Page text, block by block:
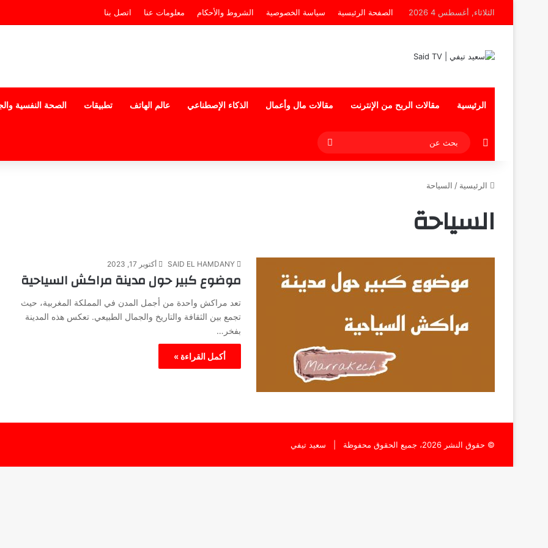
الثلاثاء, أغسطس 4 2026 الصفحة الرئيسية سياسة الخصوصية الشروط والأحكام معلومات عنا اتصل بنا
الرئيسية مقالات الربح من الإنترنت مقالات مال وأعمال الذكاء الإصطناعي عالم الهاتف تطبيقات الصحة النفسية
إضافة عمود جانبي
بحث
عن
الرئيسية / السياحة
السياحة
SAID EL HAMDANY أكتوبر 17, 2023
موضوع كبير حول مدينة مراكش السياحية
تعد مراكش واحدة من أجمل المدن في المملكة المغربية، حيث
تجمع بين الثقافة والتاريخ والجمال الطبيعي. تعكس هذه المدينة
بفخر…
أكمل القراءة »
© حقوق النشر 2026، جميع الحقوق محفوظة | سعيد تيفي